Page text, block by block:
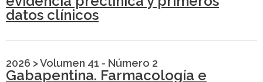
datos clínicos
2026 >Volumen 41 - Número 2
Gabapentina. Farmacología e